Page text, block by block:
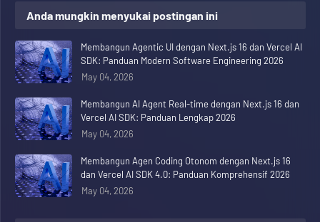
Anda mungkin menyukai postingan ini
Membangun Agentic UI dengan Next.js 16 dan Vercel AI
SDK: Panduan Modern Software Engineering 2026
May 04, 2026
Membangun AI Agent Real-time dengan Next.js 16 dan
Vercel AI SDK: Panduan Lengkap 2026
May 04, 2026
Membangun Agen Coding Otonom dengan Next.js 16
dan Vercel AI SDK 4.0: Panduan Komprehensif 2026
May 04, 2026